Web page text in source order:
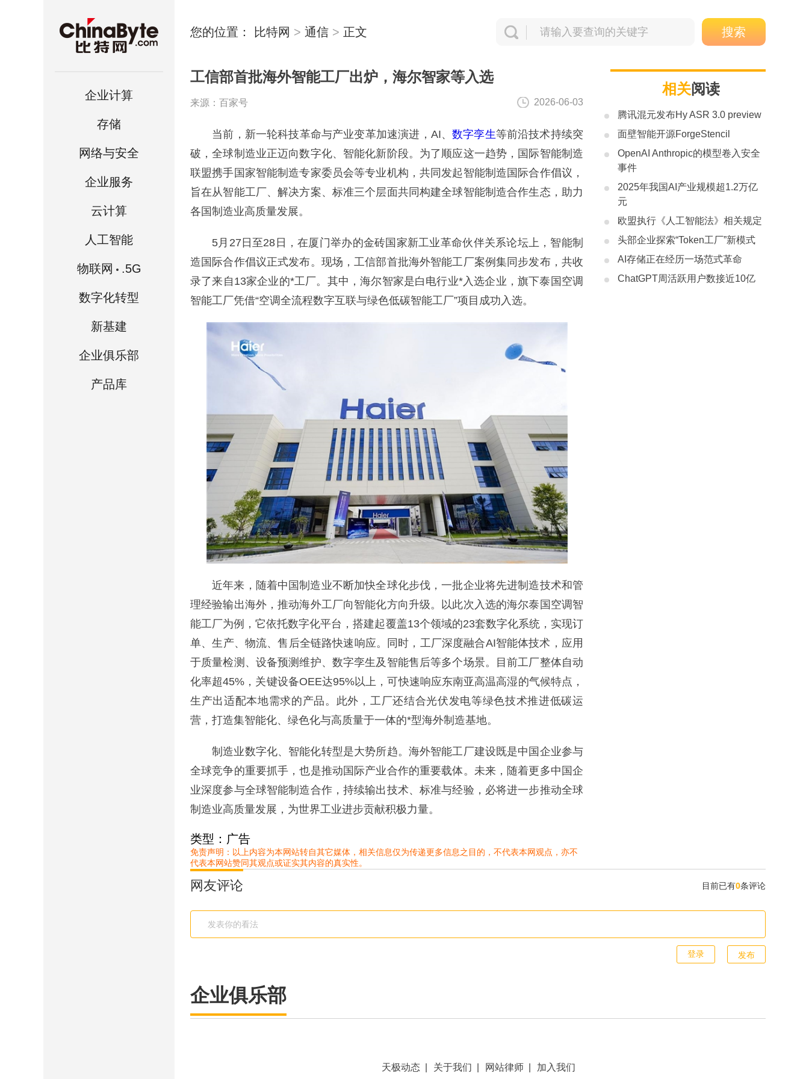
企业计算
存储
网络与安全
企业服务
云计算
人工智能
物联网 .5G
数字化转型
新基建
企业俱乐部
产品库
您的位置： 比特网 > 通信 > 正文
工信部首批海外智能工厂出炉，海尔智家等入选
来源：百家号 2026-06-03
当前，新一轮科技革命与产业变革加速演进，AI、数字孪生等前沿技术持续突
破，全球制造业正迈向数字化、智能化新阶段。为了顺应这一趋势，国际智能制造
联盟携手国家智能制造专家委员会等专业机构，共同发起智能制造国际合作倡议，
旨在从智能工厂、解决方案、标准三个层面共同构建全球智能制造合作生态，助力
各国制造业高质量发展。
5月27日至28日，在厦门举办的金砖国家新工业革命伙伴关系论坛上，智能制
造国际合作倡议正式发布。现场，工信部首批海外智能工厂案例集同步发布，共收
录了来自13家企业的*工厂。其中，海尔智家是白电行业*入选企业，旗下泰国空调
智能工厂凭借“空调全流程数字互联与绿色低碳智能工厂”项目成功入选。
近年来，随着中国制造业不断加快全球化步伐，一批企业将先进制造技术和管
理经验输出海外，推动海外工厂向智能化方向升级。以此次入选的海尔泰国空调智
能工厂为例，它依托数字化平台，搭建起覆盖13个领域的23套数字化系统，实现订
单、生产、物流、售后全链路快速响应。同时，工厂深度融合AI智能体技术，应用
于质量检测、设备预测维护、数字孪生及智能售后等多个场景。目前工厂整体自动
化率超45%，关键设备OEE达95%以上，可快速响应东南亚高温高湿的气候特点，
生产出适配本地需求的产品。此外，工厂还结合光伏发电等绿色技术推进低碳运
营，打造集智能化、绿色化与高质量于一体的*型海外制造基地。
制造业数字化、智能化转型是大势所趋。海外智能工厂建设既是中国企业参与
全球竞争的重要抓手，也是推动国际产业合作的重要载体。未来，随着更多中国企
业深度参与全球智能制造合作，持续输出技术、标准与经验，必将进一步推动全球
制造业高质量发展，为世界工业进步贡献积极力量。
类型：广告
免责声明：以上内容为本网站转自其它媒体，相关信息仅为传递更多信息之目的，不代表本网观点，亦不
代表本网站赞同其观点或证实其内容的真实性。
相关阅读
腾讯混元发布Hy ASR 3.0 preview
面壁智能开源ForgeStencil
OpenAI Anthropic的模型卷入安全
事件
2025年我国AI产业规模超1.2万亿
元
欧盟执行《人工智能法》相关规定
头部企业探索“Token工厂”新模式
AI存储正在经历一场范式革命
ChatGPT周活跃用户数接近10亿
网友评论 目前已有0条评论
发布
企业俱乐部
天极动态 关于我们 网站律师 加入我们